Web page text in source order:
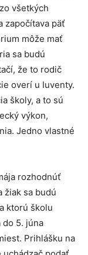
všetkých
započítava päť
môže mať
sa budú
že to rodič
overí u Iuventy.
školy, a to sú
výkon,
Jedno vlastné
rozhodnúť
žiak sa budú
ktorú školu
5. júna
Prihlášku na